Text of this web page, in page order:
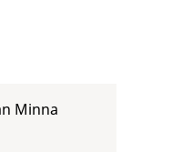
Minna